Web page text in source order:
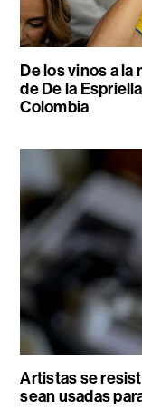
De los vinos a
de De la
Colombia
Artistas se
sean usadas